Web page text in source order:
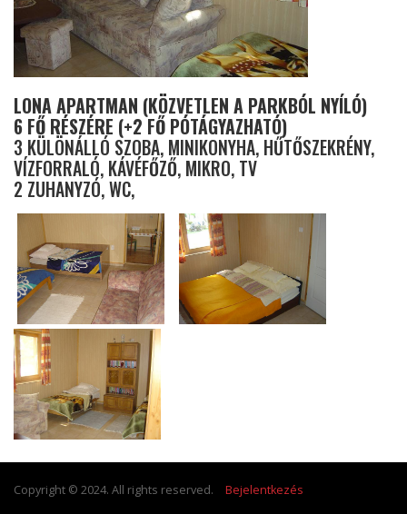
LONA APARTMAN (KÖZVETLEN A PARKBÓL NYÍLÓ)
6 FŐ RÉSZÉRE (+2 FŐ PÓTÁGYAZHATÓ)
3 KÜLÖNÁLLÓ SZOBA, MINIKONYHA, HŰTŐSZEKRÉNY,
VÍZFORRALÓ, KÁVÉFŐZŐ, MIKRO, TV
2 ZUHANYZÓ, WC,
Copyright © 2024. All rights reserved. Bejelentkezés